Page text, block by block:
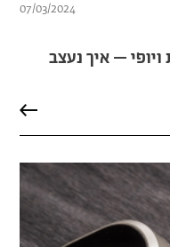
07/03/2024
– איך נעצב